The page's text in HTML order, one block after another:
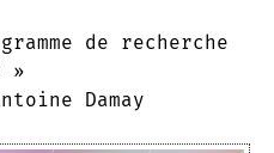
de recherche
»
Damay